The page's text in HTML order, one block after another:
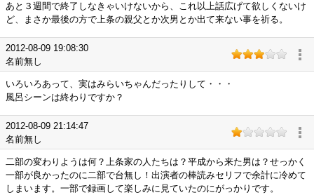
あと３週間で終了しなきゃいけないから、これ以上話広げて欲しくないけ
ど、まさか最後の方で上条の親父とか次男とか出て来ない事を祈る。
2012-08-09 19:08:30
名前無し
いろいろあって、実はみらいちゃんだったりして・・・
風呂シーンは終わりですか？
2012-08-09 21:14:47
名前無し
二部の変わりようは何？上条家の人たちは？平成から来た男は？せっかく
一部が良かったのに二部で台無し！出演者の棒読みセリフで余計に冷めて
しまいます。一部で録画して楽しみに見ていたのにがっかりです。